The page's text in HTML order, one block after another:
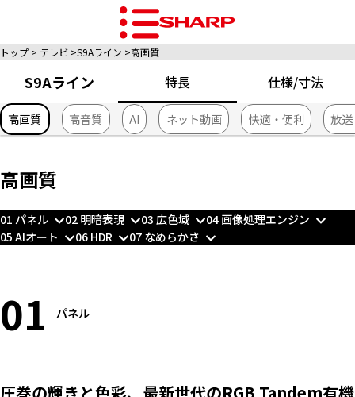
トップ テレビ S9Aライン 高画質
S9Aライン 特長
高画質 高音質 AI ネット動画 快適・便利 放
仕様/寸法
高画質
01 パネル 02 明暗表現 03 広色域
04 画像処理エンジン
05 AIオート
06 HDR 07 なめらかさ
01 パネル